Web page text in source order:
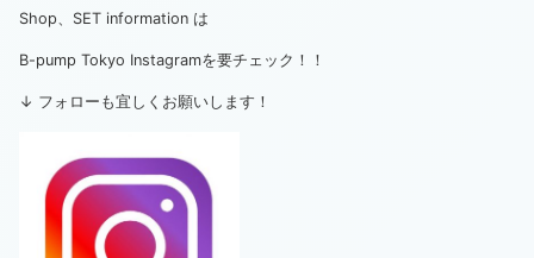
Shop、SET information は
B-pump Tokyo Instagramを要チェック！！
↓ フォローも宜しくお願いします！